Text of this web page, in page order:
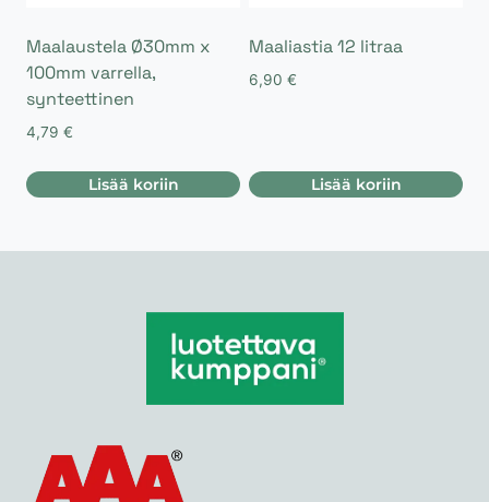
Maalaustela Ø30mm x
100mm varrella,
synteettinen
4,79 €
Lisää koriin
Maaliastia 12 litraa
6,90 €
Lisää koriin